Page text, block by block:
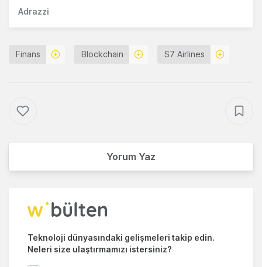
Adrazzi
Finans Blockchain S7 Airlines
Yorum Yaz
Teknoloji dünyasındaki gelişmeleri takip edin.
Neleri size ulaştırmamızı istersiniz?